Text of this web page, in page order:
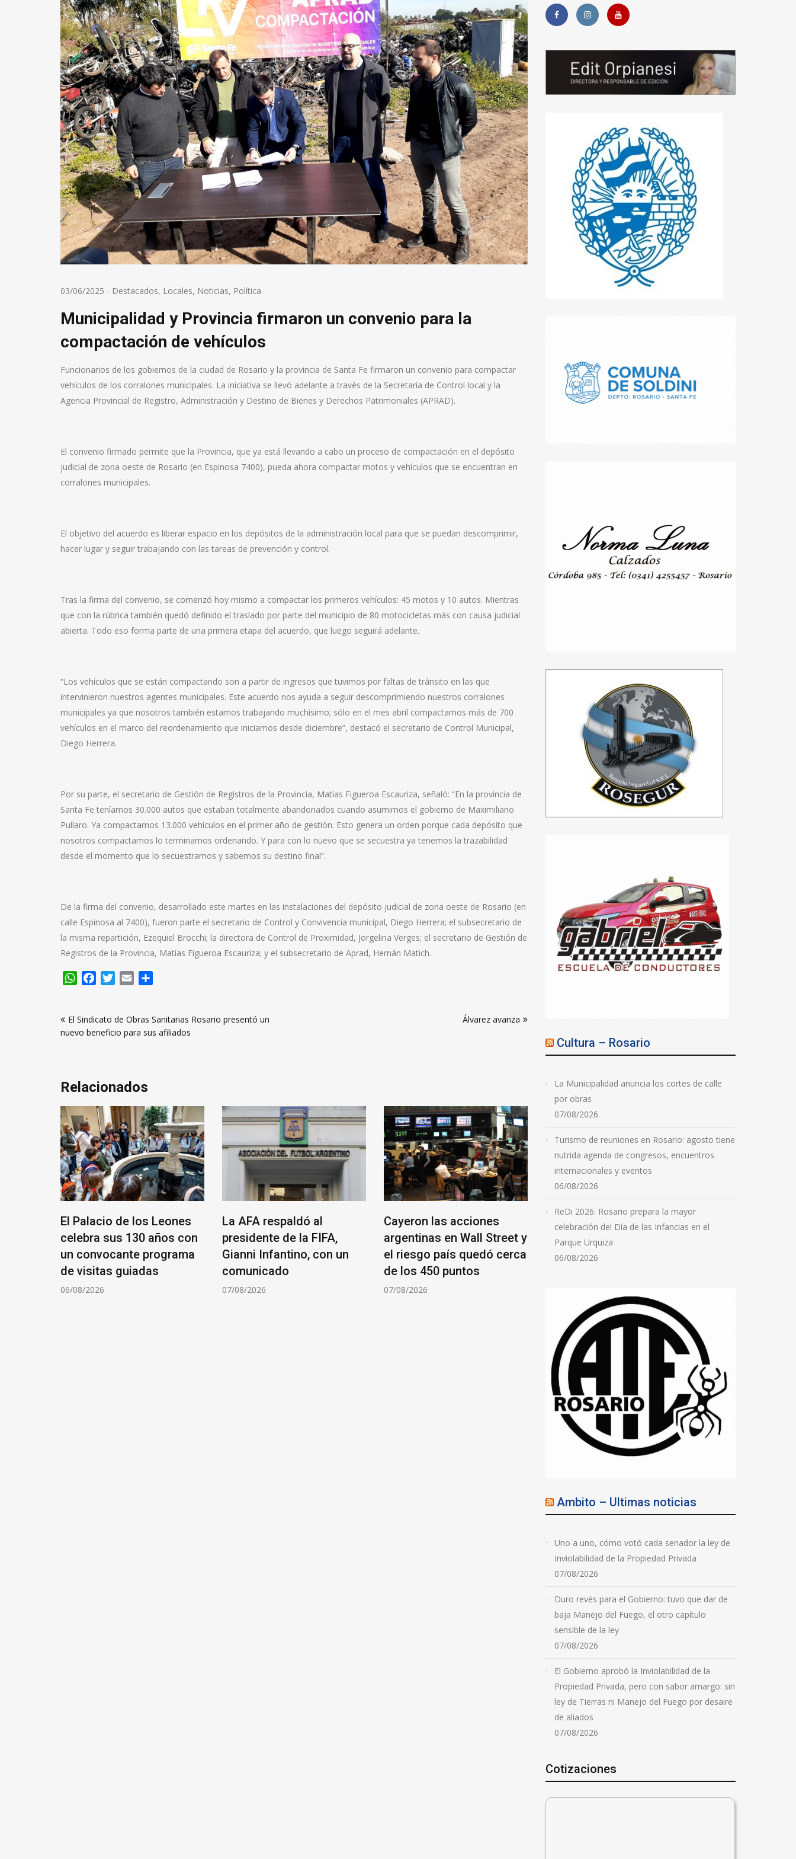
03/06/2025 - Destacados, Locales, Noticias, Política
Municipalidad y Provincia firmaron un convenio para la
compactación de vehículos
Funcionarios de los gobiernos de la ciudad de Rosario y la provincia de Santa Fe firmaron un convenio para compactar
vehículos de los corralones municipales. La iniciativa se llevó adelante a través de la Secretaría de Control local y la
Agencia Provincial de Registro, Administración y Destino de Bienes y Derechos Patrimoniales (APRAD).
El convenio firmado permite que la Provincia, que ya está llevando a cabo un proceso de compactación en el depósito
judicial de zona oeste de Rosario (en Espinosa 7400), pueda ahora compactar motos y vehículos que se encuentran en
corralones municipales.
El objetivo del acuerdo es liberar espacio en los depósitos de la administración local para que se puedan descomprimir,
hacer lugar y seguir trabajando con las tareas de prevención y control.
Tras la firma del convenio, se comenzó hoy mismo a compactar los primeros vehículos: 45 motos y 10 autos. Mientras
que con la rúbrica también quedó definido el traslado por parte del municipio de 80 motocicletas más con causa judicial
abierta. Todo eso forma parte de una primera etapa del acuerdo, que luego seguirá adelante.
“Los vehículos que se están compactando son a partir de ingresos que tuvimos por faltas de tránsito en las que
intervinieron nuestros agentes municipales. Este acuerdo nos ayuda a seguir descomprimiendo nuestros corralones
municipales ya que nosotros también estamos trabajando muchísimo; sólo en el mes abril compactamos más de 700
vehículos en el marco del reordenamiento que iniciamos desde diciembre”, destacó el secretario de Control Municipal,
Diego Herrera.
Por su parte, el secretario de Gestión de Registros de la Provincia, Matías Figueroa Escauriza, señaló: “En la provincia de
Santa Fe teníamos 30.000 autos que estaban totalmente abandonados cuando asumimos el gobierno de Maximiliano
Pullaro. Ya compactamos 13.000 vehículos en el primer año de gestión. Esto genera un orden porque cada depósito que
nosotros compactamos lo terminamos ordenando. Y para con lo nuevo que se secuestra ya tenemos la trazabilidad
desde el momento que lo secuestramos y sabemos su destino final”.
De la firma del convenio, desarrollado este martes en las instalaciones del depósito judicial de zona oeste de Rosario (en
calle Espinosa al 7400), fueron parte el secretario de Control y Convivencia municipal, Diego Herrera; el subsecretario de
la misma repartición, Ezequiel Brocchi; la directora de Control de Proximidad, Jorgelina Verges; el secretario de Gestión de
Registros de la Provincia, Matías Figueroa Escauriza; y el subsecretario de Aprad, Hernán Matich.
WhatsApp
FacebookTwitter
Email
deEl Sindicato de Obras Sanitarias Rosario presentó un
nuevo beneficio para sus afiliados
Álvarez avanza
Relacionados
El Palacio de los Leones
celebra sus 130 años con
un convocante programa
de visitas guiadas
06/08/2026
La AFA respaldó al
presidente de la FIFA,
Gianni Infantino, con un
comunicado
07/08/2026
Cayeron las acciones
argentinas en Wall Street y
el riesgo país quedó cerca
de los 450 puntos
07/08/2026
Cayó “Yaka”, el principal
investigado por el crimen
del ex prefecto Juan
Cultura – Rosario
La Municipalidad anuncia los cortes de calle
por obras
07/08/2026
Turismo de reuniones en Rosario: agosto tiene
nutrida agenda de congresos, encuentros
internacionales y eventos
06/08/2026
ReDi 2026: Rosario prepara la mayor
celebración del Día de las Infancias en el
Parque Urquiza
06/08/2026
Ambito – Ultimas noticias
Uno a uno, cómo votó cada senador la ley de
Inviolabilidad de la Propiedad Privada
07/08/2026
Duro revés para el Gobierno: tuvo que dar de
baja Manejo del Fuego, el otro capítulo
sensible de la ley
07/08/2026
El Gobierno aprobó la Inviolabilidad de la
Propiedad Privada, pero con sabor amargo: sin
ley de Tierras ni Manejo del Fuego por desaire
de aliados
07/08/2026
Cotizaciones